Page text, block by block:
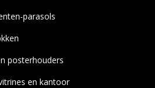
parasols
posterhouders
en kantoor